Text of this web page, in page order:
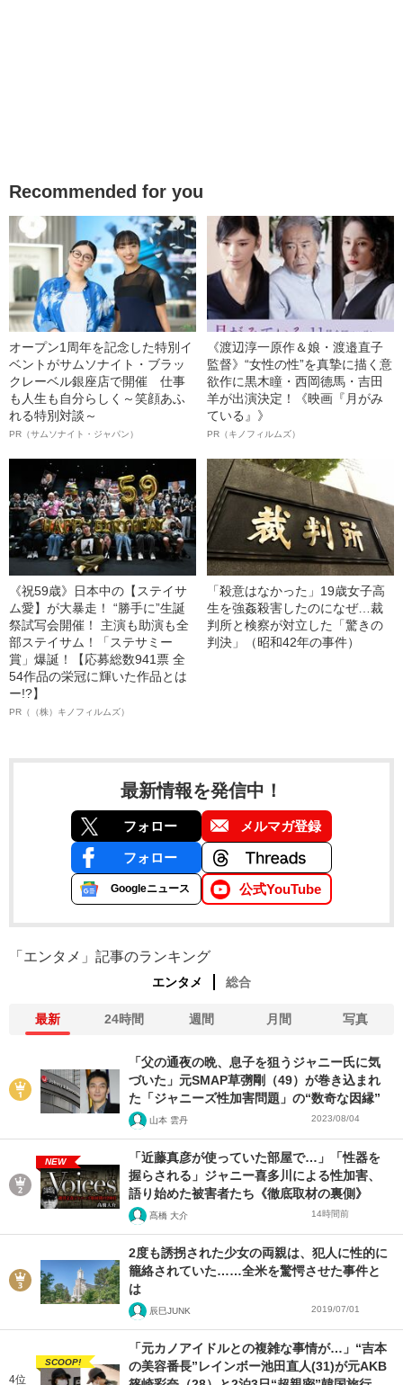
Recommended for you
オープン1周年を記念した特別イ
ベントがサムソナイト・ブラッ
クレーベル銀座店で開催 仕事
も人生も自分らしく～笑顔あふ
れる特別対談～
PR（サムソナイト・ジャパン）
《渡辺淳一原作＆娘・渡邉直子
監督》“女性の性”を真摯に描く意
欲作に黒木瞳・西岡德馬・吉田
羊が出演決定！《映画『月がみ
ている』》
PR（キノフィルムズ）
《祝59歳》日本中の【ステイサ
ム愛】が大暴走！ “勝手に”生誕
祭試写会開催！ 主演も助演も全
部ステイサム！「ステサミー
賞」爆誕！【応募総数941票 全
54作品の栄冠に輝いた作品とは
ー!?】
PR（（株）キノフィルムズ）
「殺意はなかった」19歳女子高
生を強姦殺害したのになぜ…裁
判所と検察が対立した「驚きの
判決」（昭和42年の事件）
最新情報を発信中！
フォロー メルマガ登録
フォロー
Googleニュース 公式YouTube
「エンタメ」記事のランキング
エンタメ 総合
最新 24時間 週間 月間 写真
「父の通夜の晩、息子を狙うジャニー氏に気
づいた」元SMAP草彅剛（49）が巻き込まれ
た「ジャニーズ性加害問題」の“数奇な因縁”
山本 雲丹 2023/08/04
NEW
「近藤真彦が使っていた部屋で…」「性器を
握らされる」ジャニー喜多川による性加害、
語り始めた被害者たち《徹底取材の裏側》
髙橋 大介 14時間前
2度も誘拐された少女の両親は、犯人に性的に
籠絡されていた……全米を驚愕させた事件と
は
辰巳JUNK 2019/07/01
4位
SCOOP!
「元カノアイドルとの複雑な事情が…」“吉本
の美容番長”レインボー池田直人(31)が元AKB